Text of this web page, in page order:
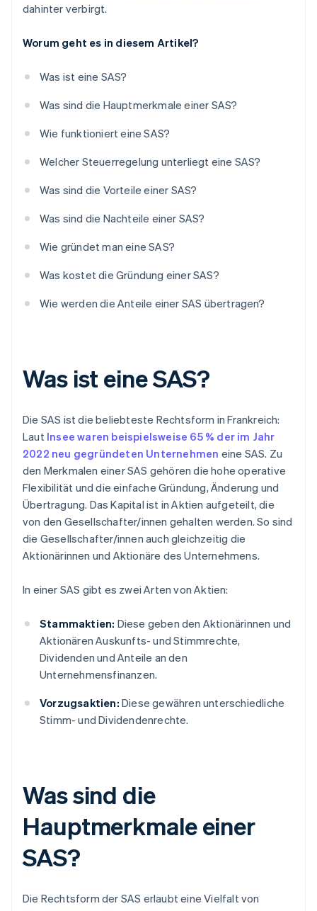
dahinter verbirgt.
Worum geht es in diesem Artikel?
Was ist eine SAS?
Was sind die Hauptmerkmale einer SAS?
Wie funktioniert eine SAS?
Welcher Steuerregelung unterliegt eine SAS?
Was sind die Vorteile einer SAS?
Was sind die Nachteile einer SAS?
Wie gründet man eine SAS?
Was kostet die Gründung einer SAS?
Wie werden die Anteile einer SAS übertragen?
Was ist eine SAS?
Die SAS ist die beliebteste Rechtsform in Frankreich:
Laut Insee waren beispielsweise 65 % der im Jahr
2022 neu gegründeten Unternehmen eine SAS. Zu
den Merkmalen einer SAS gehören die hohe operative
Flexibilität und die einfache Gründung, Änderung und
Übertragung. Das Kapital ist in Aktien aufgeteilt, die
von den Gesellschafter/innen gehalten werden. So sind
die Gesellschafter/innen auch gleichzeitig die
Aktionärinnen und Aktionäre des Unternehmens.
In einer SAS gibt es zwei Arten von Aktien:
Stammaktien: Diese geben den Aktionärinnen und
Aktionären Auskunfts- und Stimmrechte,
Dividenden und Anteile an den
Unternehmensfinanzen.
Vorzugsaktien: Diese gewähren unterschiedliche
Stimm- und Dividendenrechte.
Was sind die
Hauptmerkmale einer
SAS?
Die Rechtsform der SAS erlaubt eine Vielfalt von